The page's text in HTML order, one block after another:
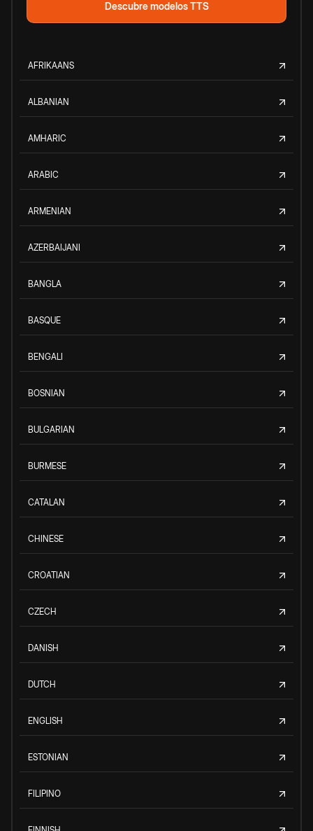
Descubre modelos TTS
AFRIKAANS
ALBANIAN
AMHARIC
ARABIC
ARMENIAN
AZERBAIJANI
BANGLA
BASQUE
BENGALI
BOSNIAN
BULGARIAN
BURMESE
CATALAN
CHINESE
CROATIAN
CZECH
DANISH
DUTCH
ENGLISH
ESTONIAN
FILIPINO